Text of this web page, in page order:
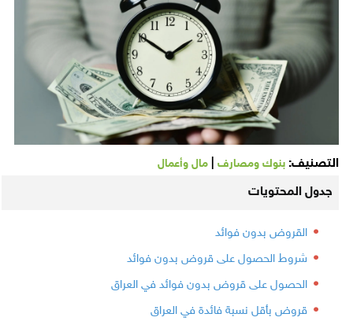
التصنيف: بنوك ومصارف| مال وأعمال
جدول المحتويات
القروض بدون فوائد
شروط الحصول على قروض بدون فوائد
الحصول على قروض بدون فوائد في العراق
قروض بأقل نسبة فائدة في العراق